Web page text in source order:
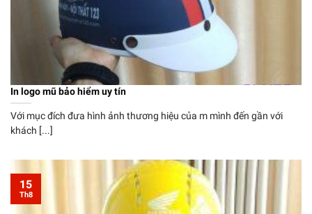
In logo mũ bảo hiểm uy tín
Với mục đích đưa hình ảnh thương hiệu của m mình đến gần với
khách [...]
15
Th8